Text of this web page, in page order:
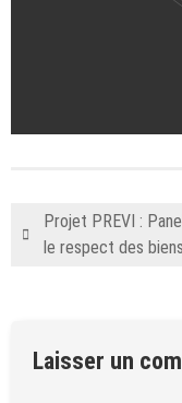
Projet PREVI :
le respect des
Laisser un